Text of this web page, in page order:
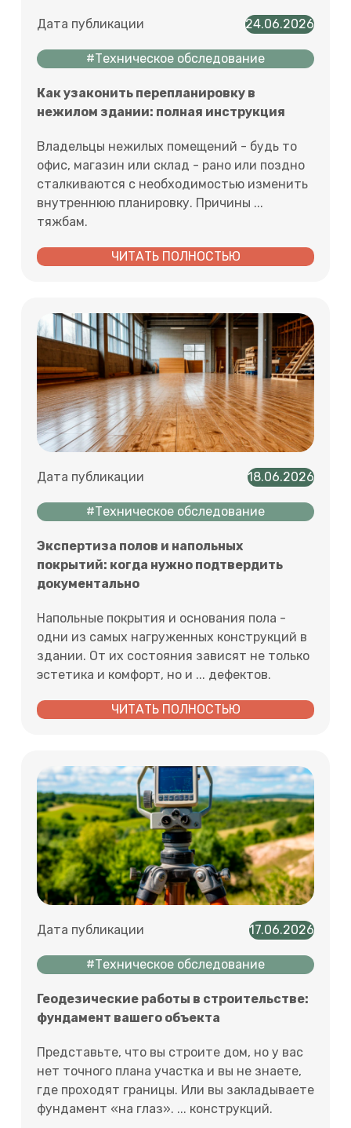
Дата публикации 24.06.2026
#Техническое обследование
Как узаконить перепланировку в
нежилом здании: полная инструкция
Владельцы нежилых помещений - будь то
офис, магазин или склад - рано или поздно
сталкиваются с необходимостью изменить
внутреннюю планировку. Причины ...
тяжбам.
ЧИТАТЬ ПОЛНОСТЬЮ
Дата публикации 18.06.2026
#Техническое обследование
Экспертиза полов и напольных
покрытий: когда нужно подтвердить
документально
Напольные покрытия и основания пола -
одни из самых нагруженных конструкций в
здании. От их состояния зависят не только
эстетика и комфорт, но и ... дефектов.
ЧИТАТЬ ПОЛНОСТЬЮ
Дата публикации 17.06.2026
#Техническое обследование
Геодезические работы в строительстве:
фундамент вашего объекта
Представьте, что вы строите дом, но у вас
нет точного плана участка и вы не знаете,
где проходят границы. Или вы закладываете
фундамент «на глаз». ... конструкций.